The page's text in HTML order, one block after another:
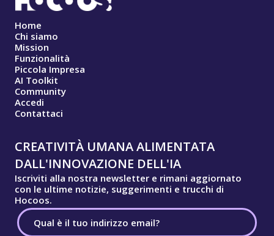
Home
Chi siamo
Mission
Funzionalità
Piccola Impresa
AI Toolkit
Community
Accedi
Contattaci
CREATIVITÀ UMANA ALIMENTATA
DALL'INNOVAZIONE DELL'IA
Iscriviti alla nostra newsletter e rimani aggiornato
con le ultime notizie, suggerimenti e trucchi di
Hocoos.